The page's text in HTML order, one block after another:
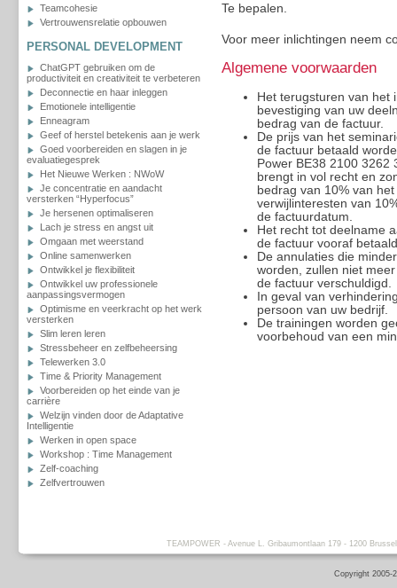
Teamcohesie
Vertrouwensrelatie opbouwen
PERSONAL DEVELOPMENT
ChatGPT gebruiken om de
productiviteit en creativiteit te verbeteren
Deconnectie en haar inleggen
Emotionele intelligentie
Enneagram
Geef of herstel betekenis aan je werk
Goed voorbereiden en slagen in je
evaluatiegesprek
Het Nieuwe Werken : NWoW
Je concentratie en aandacht
versterken “Hyperfocus”
Je hersenen optimaliseren
Lach je stress en angst uit
Omgaan met weerstand
Online samenwerken
Ontwikkel je flexibiliteit
Ontwikkel uw professionele
aanpassingsvermogen
Optimisme en veerkracht op het werk
versterken
Slim leren leren
Stressbeheer en zelfbeheersing
Telewerken 3.0
Time & Priority Management
Voorbereiden op het einde van je
carrière
Welzijn vinden door de Adaptative
Intelligentie
Werken in open space
Workshop : Time Management
Zelf-coaching
Zelfvertrouwen
Te bepalen.
Voor meer inlichtingen neem
Algemene voorwaarden
Het terugsturen van het
bevestiging van uw
bedrag van de factuur.
De prijs van het
de factuur betaald
Power BE38 2100 3262
brengt in vol recht en
bedrag van 10% van
verwijlinteresten van
de factuurdatum.
Het recht tot deelname
de factuur vooraf
De annulaties die
worden, zullen niet
de factuur verschuldigd.
In geval van
persoon van uw bedrijf.
De trainingen worden
voorbehoud van een
TEAMPOWER - Avenue L. Gribaumontlaan 179 - 1200
Copyright